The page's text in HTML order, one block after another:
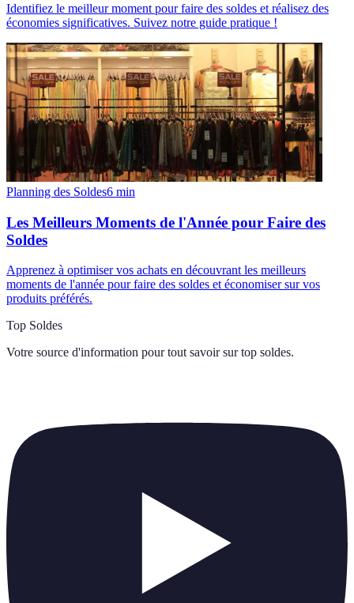
Identifiez le meilleur moment pour faire des soldes et réalisez des
économies significatives. Suivez notre guide pratique !
Planning des Soldes6 min
Les Meilleurs Moments de l'Année pour Faire des
Soldes
Apprenez à optimiser vos achats en découvrant les meilleurs
moments de l'année pour faire des soldes et économiser sur vos
produits préférés.
Top Soldes
Votre source d'information pour tout savoir sur top soldes.